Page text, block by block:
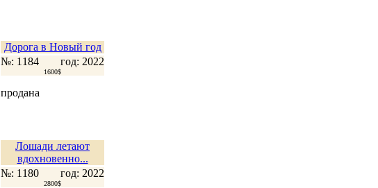
Дорога в Новый год
№: 1184
год: 2022
1600$
продана
Лошади летают
вдохновенно...
№: 1180
год: 2022
2800$